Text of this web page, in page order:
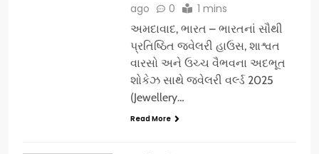
ago
0 1 mins
અમદાવાદ, ભારત – ભારતનાં સૌથી
પ્રતિષ્ઠિત જ્વેલરી હાઉસ, શાશ્વત
વારસો અને ઉચ્ચ વૈભવના અદભૂત
શોકેઝ સાથે જ્વેલરી વર્લ્ડ 2025
(Jewellery…
Read More